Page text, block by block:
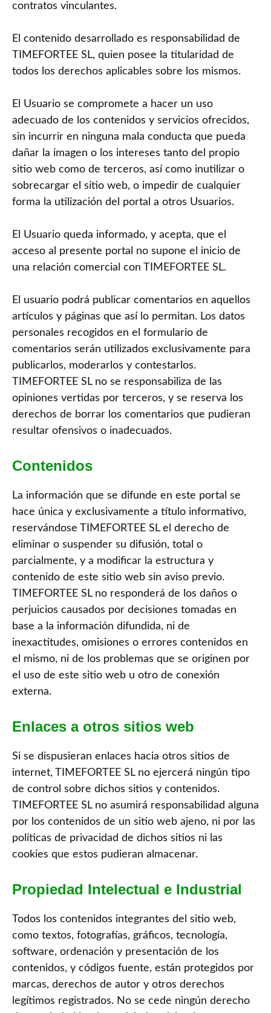
contratos vinculantes.
El contenido desarrollado es responsabilidad de
TIMEFORTEE SL, quien posee la titularidad de
todos los derechos aplicables sobre los mismos.
El Usuario se compromete a hacer un uso
adecuado de los contenidos y servicios ofrecidos,
sin incurrir en ninguna mala conducta que pueda
dañar la imagen o los intereses tanto del propio
sitio web como de terceros, así como inutilizar o
sobrecargar el sitio web, o impedir de cualquier
forma la utilización del portal a otros Usuarios.
El Usuario queda informado, y acepta, que el
acceso al presente portal no supone el inicio de
una relación comercial con TIMEFORTEE SL.
El usuario podrá publicar comentarios en aquellos
artículos y páginas que así lo permitan. Los datos
personales recogidos en el formulario de
comentarios serán utilizados exclusivamente para
publicarlos, moderarlos y contestarlos.
TIMEFORTEE SL no se responsabiliza de las
opiniones vertidas por terceros, y se reserva los
derechos de borrar los comentarios que pudieran
resultar ofensivos o inadecuados.
Contenidos
La información que se difunde en este portal se
hace única y exclusivamente a título informativo,
reservándose TIMEFORTEE SL el derecho de
eliminar o suspender su difusión, total o
parcialmente, y a modificar la estructura y
contenido de este sitio web sin aviso previo.
TIMEFORTEE SL no responderá de los daños o
perjuicios causados por decisiones tomadas en
base a la información difundida, ni de
inexactitudes, omisiones o errores contenidos en
el mismo, ni de los problemas que se originen por
el uso de este sitio web u otro de conexión
externa.
Enlaces a otros sitios web
Si se dispusieran enlaces hacia otros sitios de
internet, TIMEFORTEE SL no ejercerá ningún tipo
de control sobre dichos sitios y contenidos.
TIMEFORTEE SL no asumirá responsabilidad alguna
por los contenidos de un sitio web ajeno, ni por las
políticas de privacidad de dichos sitios ni las
cookies que estos pudieran almacenar.
Propiedad Intelectual e Industrial
Todos los contenidos integrantes del sitio web,
como textos, fotografías, gráficos, tecnología,
software, ordenación y presentación de los
contenidos, y códigos fuente, están protegidos por
marcas, derechos de autor y otros derechos
legítimos registrados. No se cede ningún derecho